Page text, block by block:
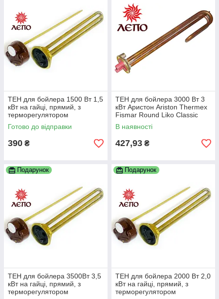
ТЕН для бойлера 1500 Вт 1,5
кВт на гайці, прямий, з
терморегулятором
Готово до відправки
390 ₴
ТЕН для бойлера 3000 Вт 3
кВт Аристон Ariston Thermex
Fismar Round Liko Classic
Alpari Реал DeLuxe та ін.
В наявності
427,93 ₴
Подарунок
ТЕН для бойлера 3500Вт 3,5
кВт на гайці, прямий, з
терморегулятором
Подарунок
ТЕН для бойлера 2000 Вт 2,0
кВт на гайці, прямий, з
терморегулятором